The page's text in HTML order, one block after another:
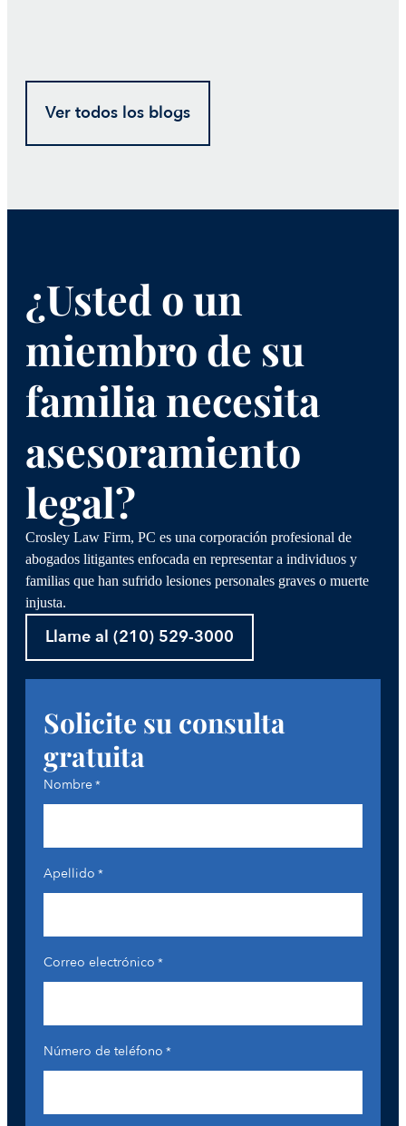
Ver todos los blogs
¿Usted o un
miembro de su
familia necesita
asesoramiento
legal?
Crosley Law Firm, PC es una corporación profesional de
abogados litigantes enfocada en representar a individuos y
familias que han sufrido lesiones personales graves o muerte
injusta.
Llame al (210) 529-3000
Solicite su consulta
gratuita
Nombre*
Apellido *
Correo electrónico *
Número de teléfono *